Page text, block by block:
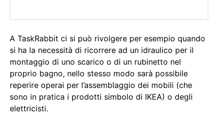
A TaskRabbit ci si può rivolgere per esempio quando
si ha la necessità di ricorrere ad un idraulico per il
montaggio di uno scarico o di un rubinetto nel
proprio bagno, nello stesso modo sarà possibile
reperire operai per l’assemblaggio dei mobili (che
sono in pratica i prodotti simbolo di IKEA) o degli
elettricisti.